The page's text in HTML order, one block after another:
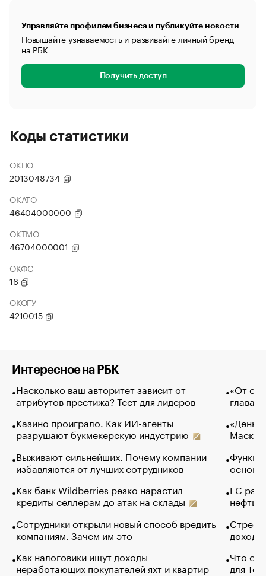
Управляйте профилем бизнеса и публикуйте новости
Повышайте узнаваемость и развивайте личный бренд
на РБК
Получить доступ
Коды статистики
ОКПО
2013048734
ОКАТО
46404000000
ОКТМО
46704000001
ОКФС
16
ОКОГУ
4210015
Интересное на РБК
Насколько ваш авторитет зависит от
атрибутов престижа? Тест для лидеров
Казино проиграло. Как ИИ-агенты
разрушают букмекерскую индустрию
Выживают сильнейших. Почему компании
избавляются от лучших сотрудников
Как банк Wildberries резко нарастил
кредиты селлерам до атак на склады
Сотрудники открыли новый способ вредить
компаниям. Зачем им это
Как налоговики ищут доходы
неработающих покупателей яхт и квартир
«От
глава
Маск в
основ
ЕС
нефти
Что
для